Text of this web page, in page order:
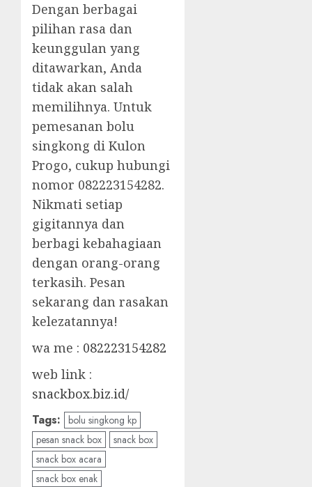
Dengan berbagai
pilihan rasa dan
keunggulan yang
ditawarkan, Anda
tidak akan salah
memilihnya. Untuk
pemesanan bolu
singkong di Kulon
Progo, cukup hubungi
nomor 082223154282.
Nikmati setiap
gigitannya dan
berbagi kebahagiaan
dengan orang-orang
terkasih. Pesan
sekarang dan rasakan
kelezatannya!
wa me : 082223154282
web link :
snackbox.biz.id/
Tags: bolu singkong kp
pesan snack box
snack box
snack box acara
snack box enak